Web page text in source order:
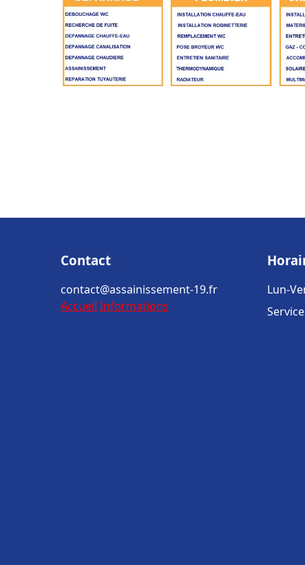
Contact
contact@assainissement-19.fr
Accueil Informations
Lun-